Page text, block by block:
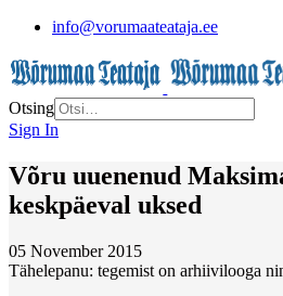
info@vorumaateataja.ee
Otsing
Sign In
Võru uuenenud
keskpäeval uksed
05 November 2015
Tähelepanu: tegemist on arhiivilooga